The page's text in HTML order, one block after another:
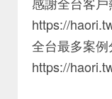
https://
全台最多案
https://